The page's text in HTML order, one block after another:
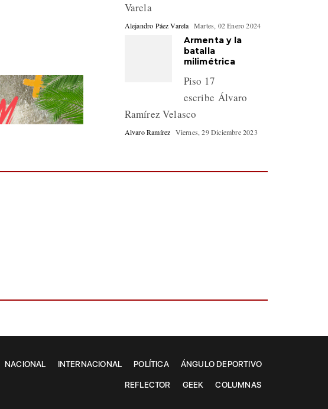
Varela
Alejandro Páez Varela Martes, 02 Enero 2024
Armenta y la
batalla
milimétrica
Piso 17
escribe Álvaro
Ramírez Velasco
Alvaro Ramírez Viernes, 29 Diciembre 2023
NACIONAL INTERNACIONAL POLÍTICA ÁNGULO DEPORTIVO
REFLECTOR GEEK COLUMNAS